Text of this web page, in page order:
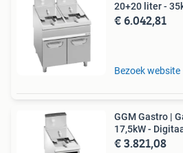
20+20 liter -
€ 6.042,81
Bezoek website
GGM Gastro |
17,5kW -
€ 3.821,08